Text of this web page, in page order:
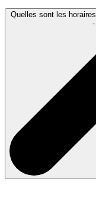
Quelles sont les